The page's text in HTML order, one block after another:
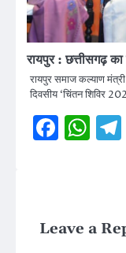
रायपुर : छत्तीसगढ़
रायपुर समाज कल्याण
दिवसीय ‘चिंतन शिविर
Leave a